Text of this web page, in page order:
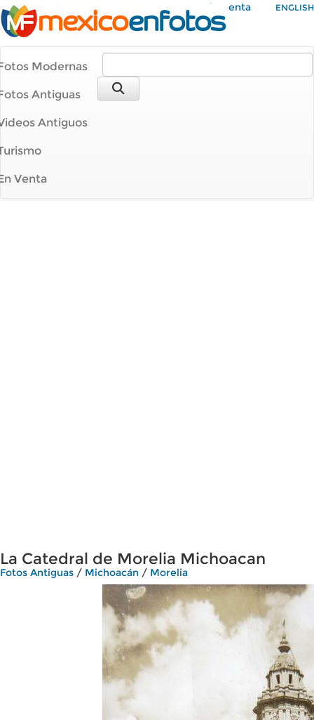
Mi Cuenta ENGLISH
Modernas
Antiguas
Antiguos
Venta
La Catedral de Morelia Michoacan
Fotos Antiguas / Michoacán / Morelia